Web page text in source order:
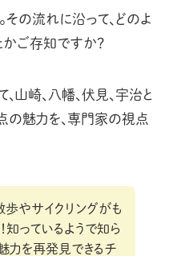
その流れに沿って、どのよ
ご存知ですか？
山崎、八幡、伏見、宇治と
の魅力を、専門家の視点
歩やサイクリングがも
知っているようで知ら
力を再発見できるチ